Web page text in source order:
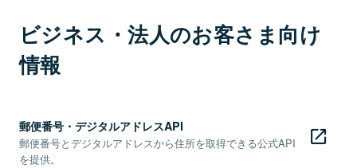
ビジネス・法人のお客さま向け
情報
郵便番号・デジタルアドレスAPI
郵便番号とデジタルアドレスから住所を取得できる公式API
を提供。